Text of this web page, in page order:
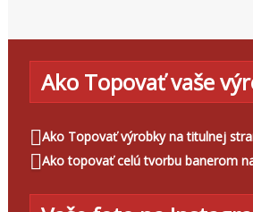
Ako Topovať vaše
Ako Topovať výrobky na titulnej
Ako topovať celú tvorbu banerom